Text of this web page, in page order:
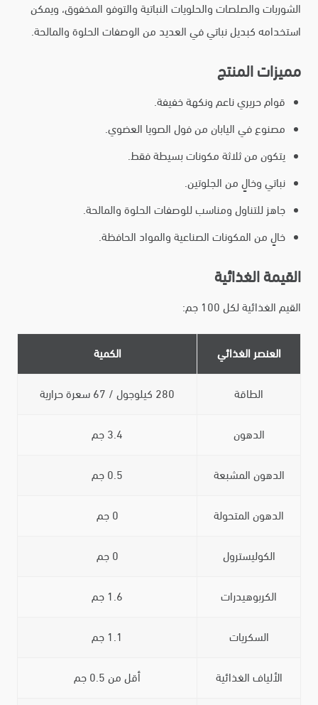
الشوربات والصلصات والحلويات النباتية والتوفو المخفوق، ويمكن
استخدامه كبديل نباتي في العديد من الوصفات الحلوة والمالحة.
مميزات المنتج
قوام حريري ناعم ونكهة خفيفة.
مصنوع في اليابان من فول الصويا العضوي.
يتكون من ثلاثة مكونات بسيطة فقط.
نباتي وخالٍ من الجلوتين.
جاهز للتناول ومناسب للوصفات الحلوة والمالحة.
خالٍ من المكونات الصناعية والمواد الحافظة.
القيمة الغذائية
القيم الغذائية لكل 100 جم:
العنصر الغذائي الكمية
الطاقة 280 كيلوجول / 67 سعرة حرارية
الدهون 3.4 جم
الدهون المشبعة 0.5 جم
الدهون المتحولة 0 جم
الكوليسترول 0 جم
الكربوهيدرات 1.6 جم
السكريات 1.1 جم
الألياف الغذائية أقل من 0.5 جم